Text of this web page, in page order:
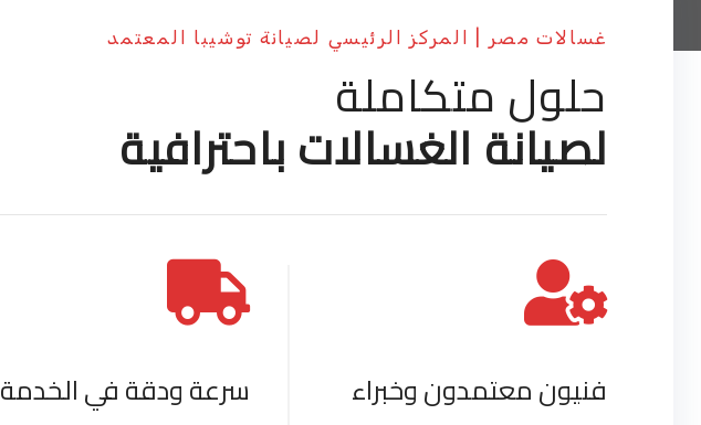
غسالات مصر | المركز الرئيسي لصيانة توشيبا المعتمد
حلول متكاملة
لصيانة الغسالات باحترافية
فنيون معتمدون وخبراء سرعة ودقة في الخدمة